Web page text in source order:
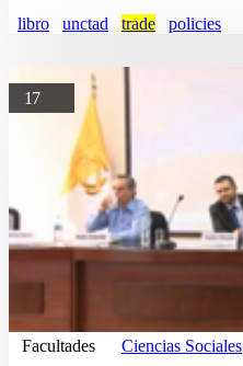
libro unctad trade policies
17
Facultades Ciencias Sociales